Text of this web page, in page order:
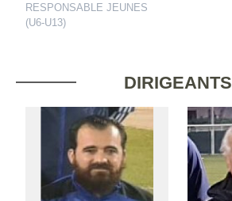
RESPONSABLE JEUNES
(U6-U13)
DIRIGEANTS